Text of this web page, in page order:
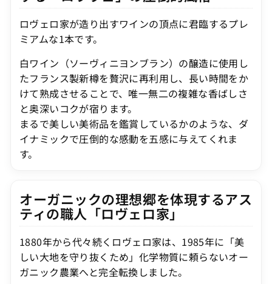
ロヴェロ家が造り出すワインの頂点に君臨するプレ
ミアムな1本です。
白ワイン（ソーヴィニヨンブラン）の醸造に使用し
たフランス製新樽を贅沢に再利用し、長い時間をか
けて熟成させることで、唯一無二の複雑な香ばしさ
と奥深いコクが宿ります。
まるで美しい美術品を鑑賞しているかのような、ダ
イナミックで圧倒的な感動を五感に与えてくれま
す。
オーガニックの理想郷を体現するアス
ティの職人「ロヴェロ家」
1880年から代々続くロヴェロ家は、1985年に「美
しい大地を守り抜くため」化学物質に頼らないオー
ガニック農業へと完全転換しました。